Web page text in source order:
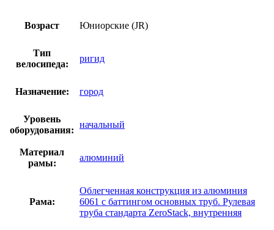
Возраст Юниорские (JR)
Тип
велосипеда:
ригид
Назначение: город
Уровень
оборудования:
начальный
Материал
рамы:
алюминий
Рама:
Облегченная конструкция из алюминия
6061 с баттингом основных труб. Рулевая
труба стандарта ZeroStack, внутренняя